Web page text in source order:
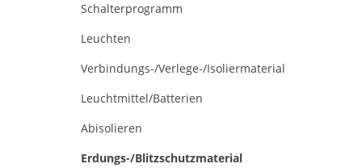
Schalterprogramm
Leuchten
Verbindungs-/Verlege-/Isoliermaterial
Leuchtmittel/Batterien
Abisolieren
Erdungs-/Blitzschutzmaterial